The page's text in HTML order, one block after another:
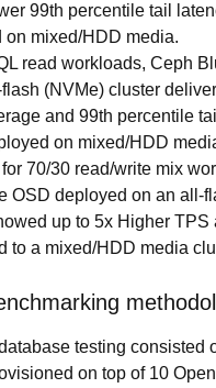
99th percentile tail
on mixed/HDD media.
read workloads, Ceph
(NVMe) cluster
and 99th percentile
on mixed/HDD
70/30 read/write mix
OSD deployed on an all-
up to 5x Higher TPS
to a mixed/HDD media
testing consisted
on top of 10